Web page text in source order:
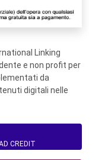
Linking
e non profit per
da
digitali nelle
CREDIT